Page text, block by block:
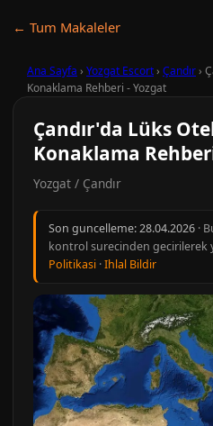
← Tum Makaleler
Ana Sayfa › Yozgat Escort› Çandır›
Konaklama Rehberi - Yozgat
Çandır'da Lüks
Konaklama
Yozgat / Çandır
Son guncelleme:28.04.2026 ·
kontrol surecinden gecirilerek
Politikasi ·Ihlal Bildir